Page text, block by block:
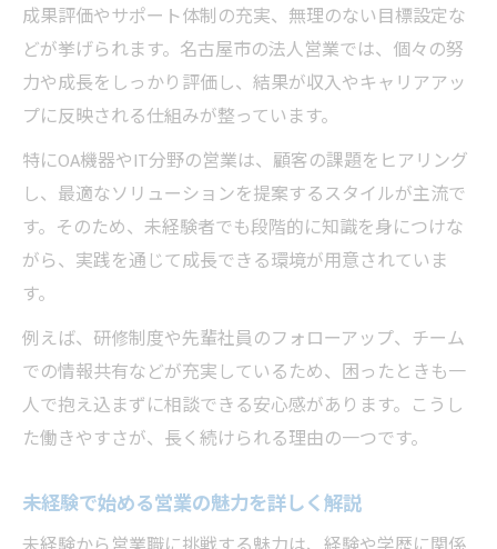
成果評価やサポート体制の充実、無理のない目標設定な
どが挙げられます。名古屋市の法人営業では、個々の努
力や成長をしっかり評価し、結果が収入やキャリアアッ
プに反映される仕組みが整っています。
特にOA機器やIT分野の営業は、顧客の課題をヒアリング
し、最適なソリューションを提案するスタイルが主流で
す。そのため、未経験者でも段階的に知識を身につけな
がら、実践を通じて成長できる環境が用意されていま
す。
例えば、研修制度や先輩社員のフォローアップ、チーム
での情報共有などが充実しているため、困ったときも一
人で抱え込まずに相談できる安心感があります。こうし
た働きやすさが、長く続けられる理由の一つです。
未経験で始める営業の魅力を詳しく解説